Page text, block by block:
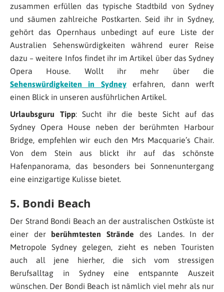
zusammen erfüllen das typische Stadtbild von Sydney
und säumen zahlreiche Postkarten. Seid ihr in Sydney,
gehört das Opernhaus unbedingt auf eure Liste der
Australien Sehenswürdigkeiten während eurer Reise
dazu – weitere Infos findet ihr im Artikel über das Sydney
Opera House. Wollt ihr mehr über die
Sehenswürdigkeiten in Sydneyerfahren, dann werft
einen Blick in unseren ausführlichen Artikel.
Urlaubsguru Tipp: Sucht ihr die beste Sicht auf das
Sydney Opera House neben der berühmten Harbour
Bridge, empfehlen wir euch den Mrs Macquarie’s Chair.
Von dem Stein aus blickt ihr auf das schönste
Hafenpanorama, das besonders bei Sonnenuntergang
eine einzigartige Kulisse bietet.
5. Bondi Beach
Der Strand Bondi Beach an der australischen Ostküste ist
einer der berühmtesten Strände des Landes. In der
Metropole Sydney gelegen, zieht es neben Touristen
auch all jene hierher, die sich vom stressigen
Berufsalltag in Sydney eine entspannte Auszeit
wünschen. Der Bondi Beach ist nämlich viel mehr als nur